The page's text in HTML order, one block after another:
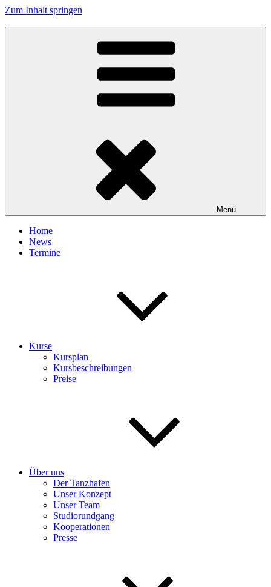
Zum Inhalt springen
Menü
Home
News
Termine
Kurse
Kursplan
Kursbeschreibungen
Preise
Über uns
Der Tanzhafen
Unser Konzept
Unser Team
Studiorundgang
Kooperationen
Presse